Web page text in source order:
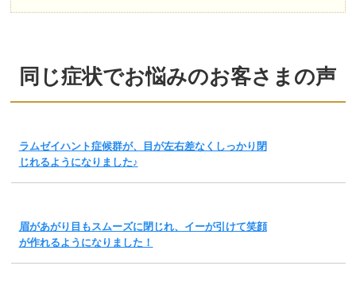
同じ症状でお悩みのお客さまの声
ラムゼイハント症候群が、目が左右差なくしっかり閉
じれるようになりました♪
眉があがり目もスムーズに閉じれ、イーが引けて笑顔
が作れるようになりました！